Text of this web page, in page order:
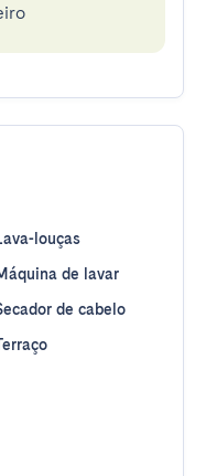
louças
de lavar
de cabelo